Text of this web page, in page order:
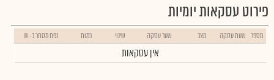
פירוט עסקאות יומיות
מספר שעת עסקה מצב שער עסקה שינוי כמות נפח מסחר ב- ₪
אין עסקאות